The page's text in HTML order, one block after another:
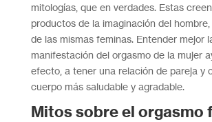
mitologías, que en verdades. Estas
productos de la imaginación del
de las mismas feminas. Entender mejor
manifestación del orgasmo de la mujer
efecto, a tener una relación de pareja y
cuerpo más saludable y agradable.
Mitos sobre el orgasmo